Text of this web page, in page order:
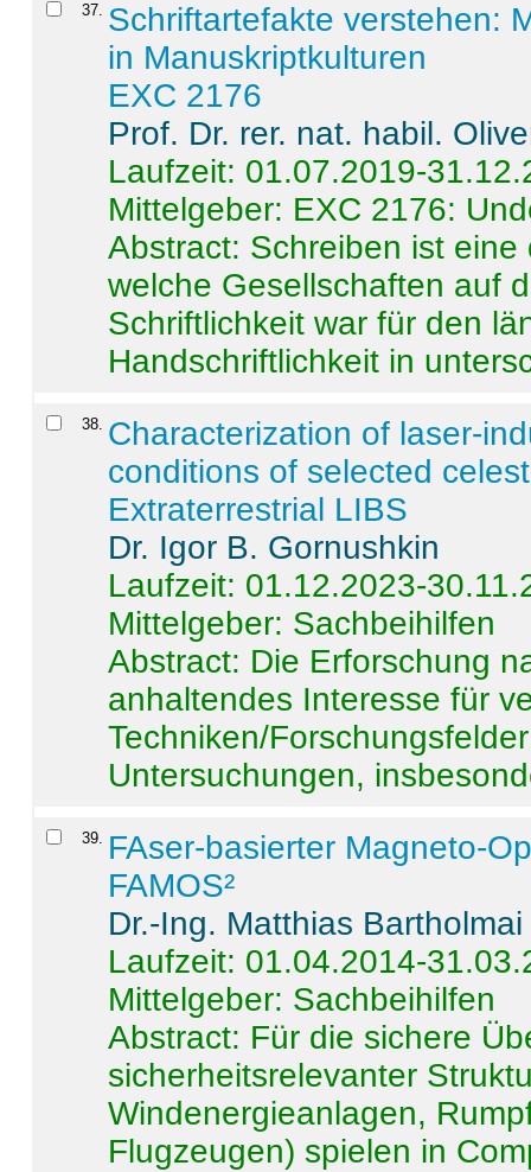
37. Schriftartefakte verstehen:
in Manuskriptkulturen
EXC 2176
Prof. Dr. rer. nat. habil.
Laufzeit: 01.07.2019-
Mittelgeber: EXC 2176:
Abstract: Schreiben ist
welche Gesellschaften auf
Schriftlichkeit war für den
Handschriftlichkeit in
38. Characterization of laser-
conditions of selected
Extraterrestrial LIBS
Dr. Igor B. Gornushkin
Laufzeit: 01.12.2023-
Mittelgeber: Sachbeihilfen
Abstract: Die Erforschung
anhaltendes Interesse für
Techniken/
Untersuchungen,
39. FAser-basierter Magneto-
FAMOS²
Dr.-Ing. Matthias Bartholmai
Laufzeit: 01.04.2014-
Mittelgeber: Sachbeihilfen
Abstract: Für die sichere
sicherheitsrelevanter
Windenergieanlagen,
Flugzeugen) spielen in